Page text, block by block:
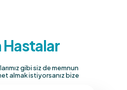
gibi siz de memnun
almak istiyorsanız bize